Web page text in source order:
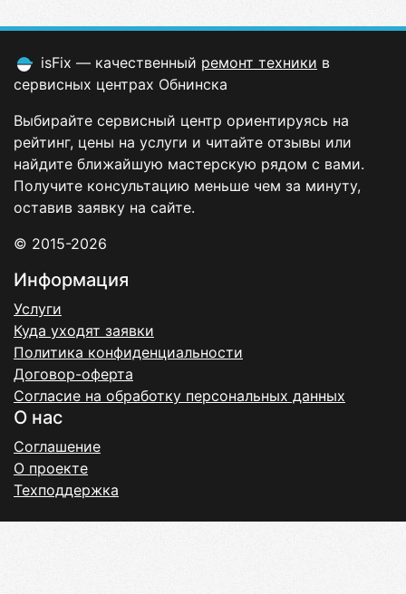
isFix — качественный ремонт техники в
сервисных центрах Обнинска
Выбирайте сервисный центр ориентируясь на
рейтинг, цены на услуги и читайте отзывы или
найдите ближайшую мастерскую рядом с вами.
Получите консультацию меньше чем за минуту,
оставив заявку на сайте.
© 2015-2026
Информация
Услуги
Куда уходят заявки
Политика конфиденциальности
Договор-оферта
Согласие на обработку персональных данных
О нас
Соглашение
О проекте
Техподдержка